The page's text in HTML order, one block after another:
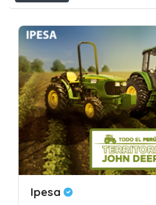
Ipesa